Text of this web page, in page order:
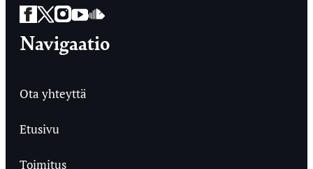
Facebook
Twitter
Instagram
YouTube
SoundCloud
Navigaatio
Ota yhteyttä
Etusivu
Toimitus